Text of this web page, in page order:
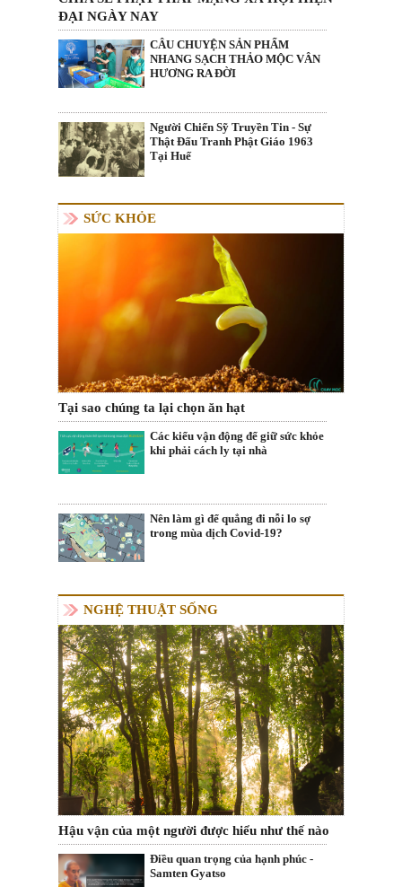
ĐẠI NGÀY NAY
CÂU CHUYỆN SẢN PHẨM
NHANG SẠCH THẢO MỘC VÂN
HƯƠNG RA ĐỜI
Người Chiến Sỹ Truyền Tin - Sự
Thật Đấu Tranh Phật Giáo 1963
Tại Huế
SỨC KHỎE
Tại sao chúng ta lại chọn ăn hạt
Các kiểu vận động để giữ sức khỏe
khi phải cách ly tại nhà
Nên làm gì để quẳng đi nỗi lo sợ
trong mùa dịch Covid-19?
NGHỆ THUẬT SỐNG
Hậu vận của một người được hiểu như thế nào
Điều quan trọng của hạnh phúc -
Samten Gyatso